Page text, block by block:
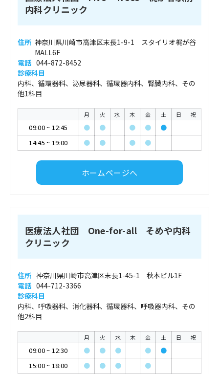
内科クリニック
住所 神奈川県川崎市高津区末長1-9-1 スタイリオ梶が谷
MALL6F
電話 044-872-8452
診療科目
内科、循環器科、泌尿器科、循環器内科、腎臓内科、その
他1科目
月 火 水 木 金 土 日 祝
09:00~ 12:45 ● ● ● ●
●
14:45 ~ 19:00 ● ● ● ●
ホームページへ
医療法人社団 One-for-all そめや内科
クリニック
住所 神奈川県川崎市高津区末長1-45-1 秋本ビル1F
電話 044-712-3366
診療科目
内科、呼吸器科、消化器科、循環器科、呼吸器内科、その
他2科目
月 火 水 木 金 土 日 祝
09:00~ 12:30 ● ● ● ●
●
15:00~ 18:00 ● ● ● ●